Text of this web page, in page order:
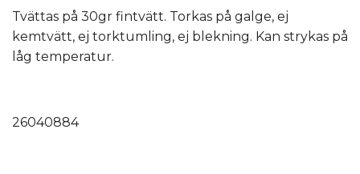
Tvättas på 30gr fintvätt. Torkas på galge, ej
kemtvätt, ej torktumling, ej blekning. Kan strykas på
låg temperatur.
26040884